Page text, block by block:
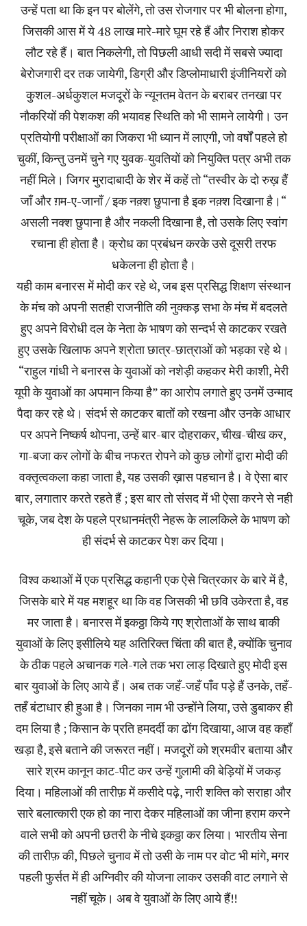
उन्हें पता था कि इन पर बोलेंगे, तो उस रोजगार पर भी बोलना होगा,
जिसकी आस में ये 48 लाख मारे-मारे घूम रहे हैं और निराश होकर
लौट रहे हैं। बात निकलेगी, तो पिछली आधी सदी में सबसे ज्यादा
बेरोजगारी दर तक जायेगी, डिग्री और डिप्लोमाधारी इंजीनियरों को
कुशल-अर्धकुशल मजदूरों के न्यूनतम वेतन के बराबर तनखा पर
नौकरियों की पेशकश की भयावह स्थिति को भी सामने लायेगी। उन
प्रतियोगी परीक्षाओं का जिकरा भी ध्यान में लाएगी, जो वर्षों पहले हो
चुकीं, किन्तु उनमें चुने गए युवक-युवतियों को नियुक्ति पत्र अभी तक
नहीं मिले। जिगर मुरादाबादी के शेर में कहें तो “तस्वीर के दो रुख़ हैं
जाँ और ग़म-ए-जानाँ / इक नक़्श छुपाना है इक नक़्श दिखाना है।“
असली नक्श छुपाना है और नकली दिखाना है, तो उसके लिए स्वांग
रचाना ही होता है। क्रोध का प्रबंधन करके उसे दूसरी तरफ
धकेलना ही होता है।
यही काम बनारस में मोदी कर रहे थे, जब इस प्रसिद्ध शिक्षण संस्थान
के मंच को अपनी सतही राजनीति की नुक्कड़ सभा के मंच में बदलते
हुए अपने विरोधी दल के नेता के भाषण को सन्दर्भ से काटकर रखते
हुए उसके खिलाफ अपने श्रोता छात्र-छात्राओं को भड़का रहे थे।
“राहुल गांधी ने बनारस के युवाओं को नशेड़ी कहकर मेरी काशी, मेरी
यूपी के युवाओं का अपमान किया है” का आरोप लगाते हुए उनमें उन्माद
पैदा कर रहे थे। संदर्भ से काटकर बातों को रखना और उनके आधार
पर अपने निष्कर्ष थोपना, उन्हें बार-बार दोहराकर, चीख-चीख कर,
गा-बजा कर लोगों के बीच नफरत रोपने को कुछ लोगों द्वारा मोदी की
वक्तृत्वकला कहा जाता है, यह उसकी ख़ास पहचान है। वे ऐसा बार
बार, लगातार करते रहते हैं ; इस बार तो संसद में भी ऐसा करने से नही
चूके, जब देश के पहले प्रधानमंत्री नेहरू के लालकिले के भाषण को
ही संदर्भ से काटकर पेश कर दिया।
विश्व कथाओं में एक प्रसिद्ध कहानी एक ऐसे चित्रकार के बारे में है,
जिसके बारे में यह मशहूर था कि वह जिसकी भी छवि उकेरता है, वह
मर जाता है। बनारस में इकठ्ठा किये गए श्रोताओं के साथ बाकी
युवाओं के लिए इसीलिये यह अतिरिक्त चिंता की बात है, क्योंकि चुनाव
के ठीक पहले अचानक गले-गले तक भरा लाड़ दिखाते हुए मोदी इस
बार युवाओं के लिए आये हैं। अब तक जहँ-जहँ पाँव पड़े हैं उनके, तहँ-
तहँ बंटाधार ही हुआ है। जिनका नाम भी उन्होंने लिया, उसे डुबाकर ही
दम लिया है ; किसान के प्रति हमदर्दी का ढोंग दिखाया, आज वह कहाँ
खड़ा है, इसे बताने की जरूरत नहीं। मजदूरों को श्रमवीर बताया और
सारे श्रम कानून काट-पीट कर उन्हें गुलामी की बेड़ियों में जकड़
दिया। महिलाओं की तारीफ़ में कसीदे पढ़े, नारी शक्ति को सराहा और
सारे बलात्कारी एक हो का नारा देकर महिलाओं का जीना हराम करने
वाले सभी को अपनी छतरी के नीचे इकठ्ठा कर लिया। भारतीय सेना
की तारीफ़ की, पिछले चुनाव में तो उसी के नाम पर वोट भी मांगे, मगर
पहली फुर्सत में ही अग्निवीर की योजना लाकर उसकी वाट लगाने से
नहीं चूके। अब वे युवाओं के लिए आये हैं!!